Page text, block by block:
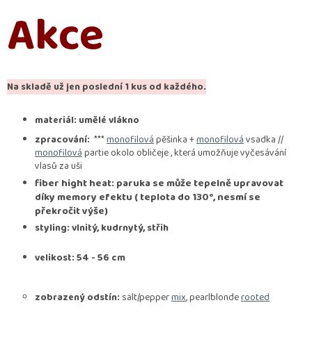
Akce
Na skladě už jen poslední 1 kus od každého.
materiál: umělé vlákno
zpracování: ***monofilovápěšinka +monofilovávsadka //
monofilovápartie okolo obličeje , která umožňuje vyčesávání
vlasů za uši
fiber hight heat: paruka se může tepelně upravovat
díky memory efektu ( teplota do 130°, nesmí se
překročit výše)
styling: vlnitý, kudrnytý, střih
velikost: 54 - 56 cm
zobrazený odstín: salt/peppermix, pearlblonderooted